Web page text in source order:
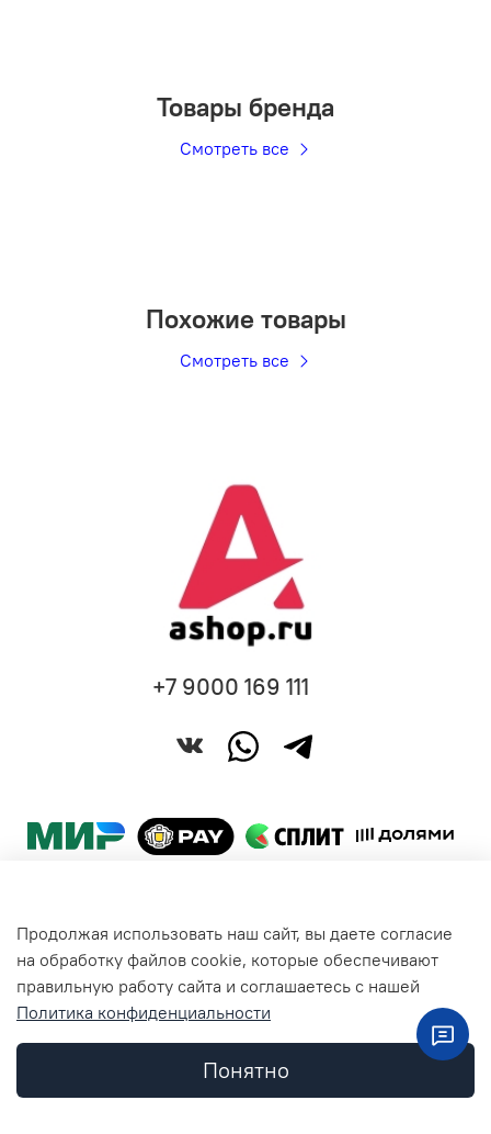
Товары бренда
Смотреть все
Похожие товары
Смотреть все
Покупателям
Общая информация
+7 9000 169 111
Продолжая использовать наш сайт, вы даете согласие
на обработку файлов cookie, которые обеспечивают
правильную работу сайта и соглашаетесь с нашей
Политика конфиденциальности
Понятно